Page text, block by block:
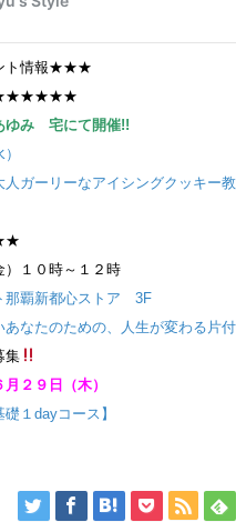
ト情報★★★
ゆみ 宅にて開催!!
人ガーリーなアイシングクッキー
）１０時～１２時
那覇新都心ストア 3F
あなたのための、人生が変わる片
集
２９日（木）
礎１dayコース】